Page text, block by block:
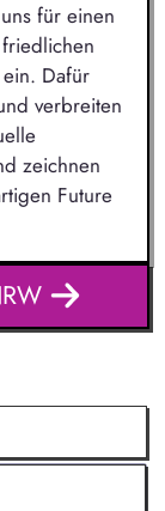
für einen
Dafür
verbreiten
zeichnen
Future